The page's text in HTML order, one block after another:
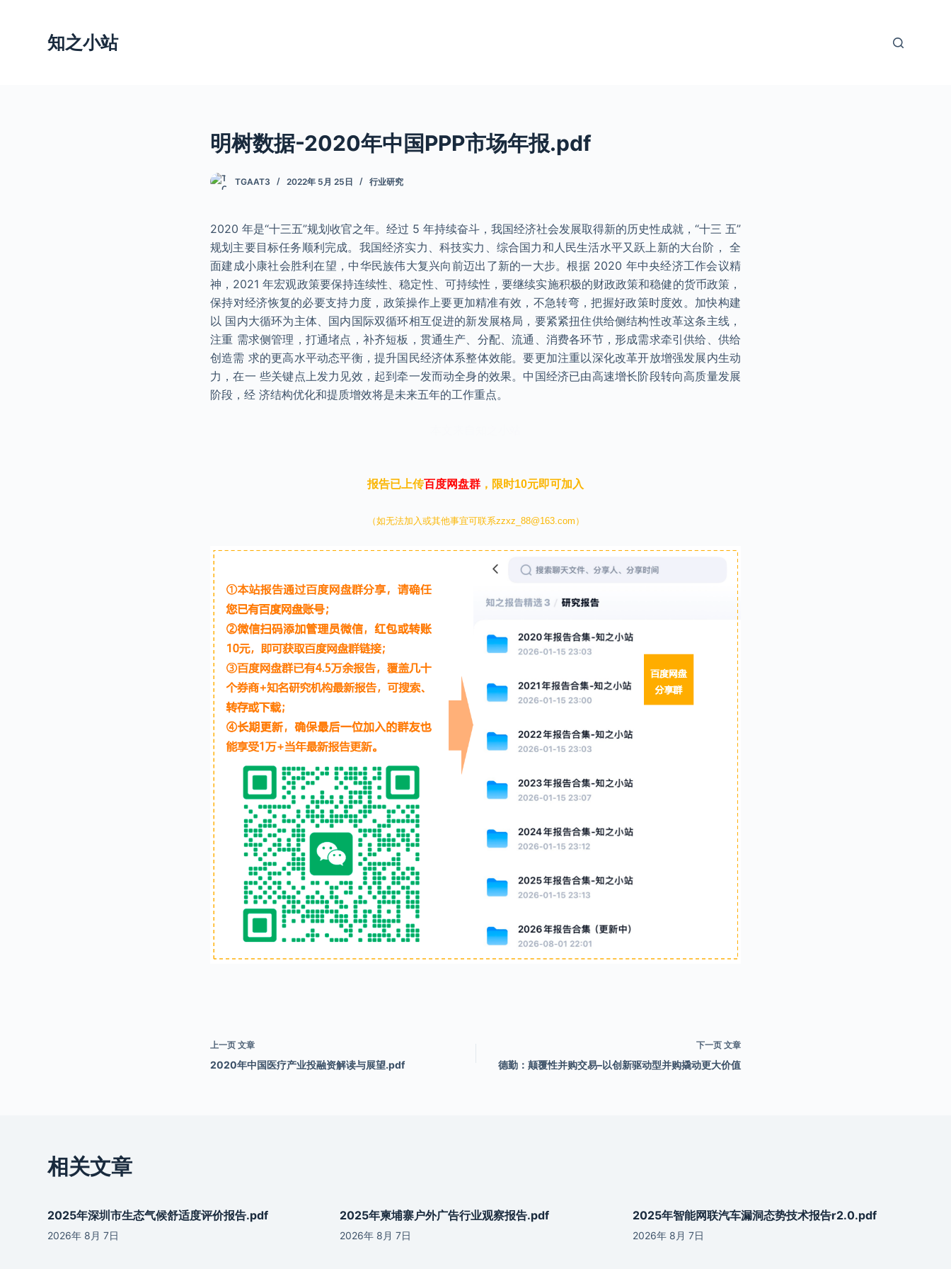
知之小站
明树数据-2020年中国PPP市场年报.pdf
TGAAT3 2022年 5月 25日 行业研究
2020 年是“十三五”规划收官之年。经过 5 年持续奋斗，我国经济社会发展取得新的历史性成就，“十三 五”
规划主要目标任务顺利完成。我国经济实力、科技实力、综合国力和人民生活水平又跃上新的大台阶， 全
面建成小康社会胜利在望，中华民族伟大复兴向前迈出了新的一大步。根据 2020 年中央经济工作会议精
神，2021 年宏观政策要保持连续性、稳定性、可持续性，要继续实施积极的财政政策和稳健的货币政策，
保持对经济恢复的必要支持力度，政策操作上要更加精准有效，不急转弯，把握好政策时度效。加快构建
以 国内大循环为主体、国内国际双循环相互促进的新发展格局，要紧紧扭住供给侧结构性改革这条主线，
注重 需求侧管理，打通堵点，补齐短板，贯通生产、分配、流通、消费各环节，形成需求牵引供给、供给
创造需 求的更高水平动态平衡，提升国民经济体系整体效能。要更加注重以深化改革开放增强发展内生动
力，在一 些关键点上发力见效，起到牵一发而动全身的效果。中国经济已由高速增长阶段转向高质量发展
阶段，经 济结构优化和提质增效将是未来五年的工作重点。
报告已上传百度网盘群 ，限时10元即可加入
（如无法加入或其他事宜可联系zzxz_88@163.com）
上一页 文章
2020年中国医疗产业投融资解读与展望.pdf
下一页 文章
德勤：颠覆性并购交易–以创新驱动型并购撬动更大价值
相关文章
2025年深圳市生态气候舒适度评价报告.pdf
2026年 8月 7日
2025年柬埔寨户外广告行业观察报告.pdf
2026年 8月 7日
2025年智能网联汽车漏洞态势技术报告r2.0.pdf
2026年 8月 7日